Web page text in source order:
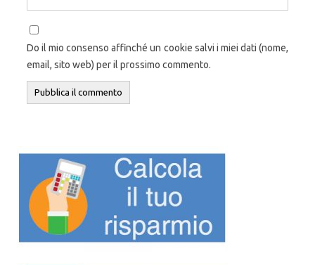
Do il mio consenso affinché un cookie salvi i miei dati (nome,
email, sito web) per il prossimo commento.